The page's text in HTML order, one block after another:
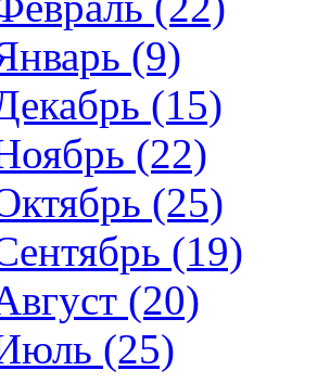
(9)
(15)
(22)
(25)
(19)
(20)
(25)